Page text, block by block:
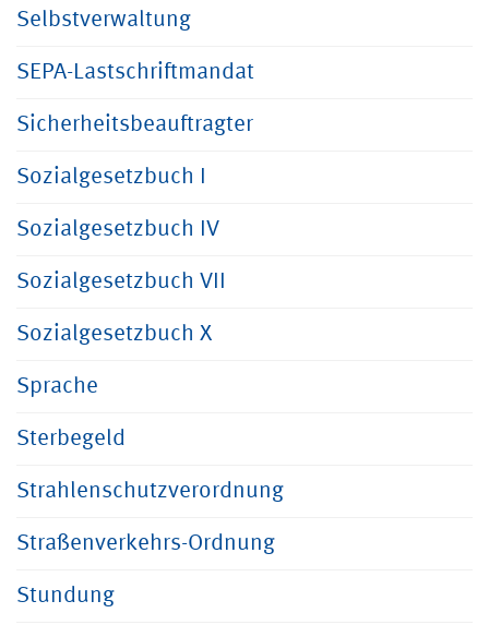
Selbstverwaltung
SEPA-Lastschriftmandat
Sicherheitsbeauftragter
Sozialgesetzbuch I
Sozialgesetzbuch IV
Sozialgesetzbuch VII
Sozialgesetzbuch X
Sprache
Sterbegeld
Strahlenschutzverordnung
Straßenverkehrs-Ordnung
Stundung